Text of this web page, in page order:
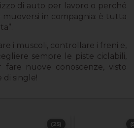
di auto per lavoro o perché
muoversi in compagnia: è tutta
i muscoli, controllare i freni e,
sempre le piste ciclabili,
nuove conoscenze, visto
di single!
(25)